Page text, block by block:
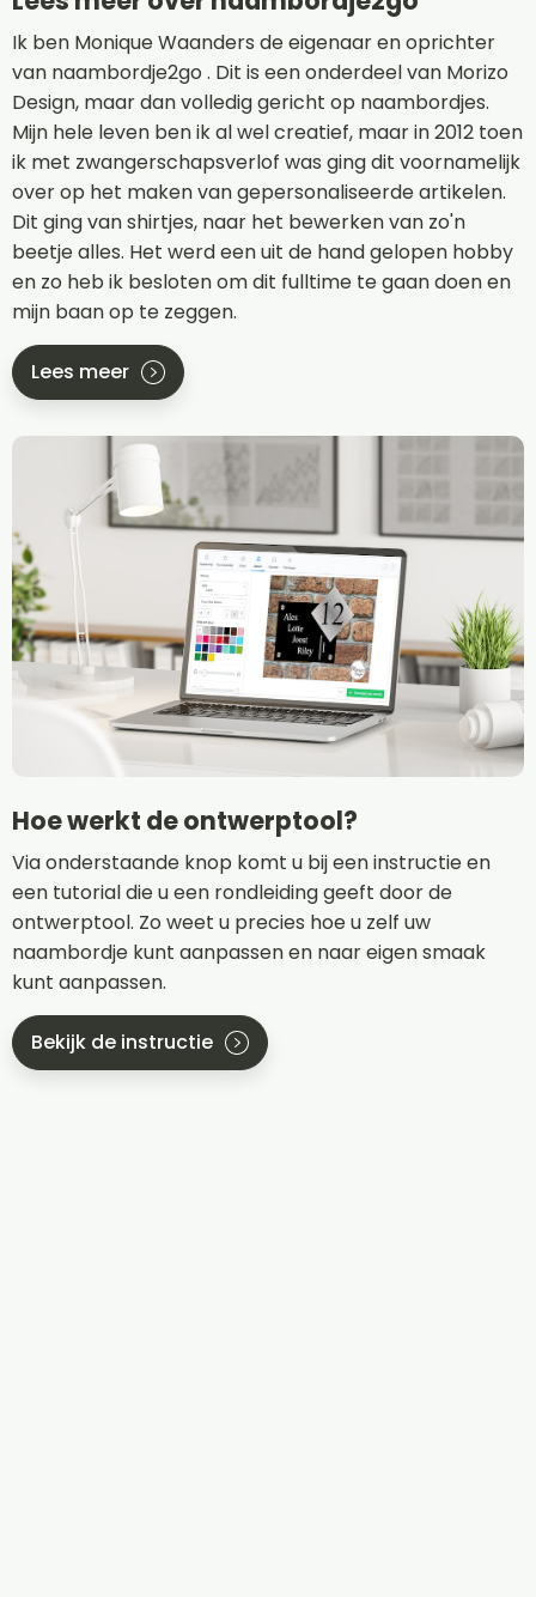
Ik ben Monique Waanders de eigenaar en oprichter
van naambordje2go . Dit is een onderdeel van Morizo
Design, maar dan volledig gericht op naambordjes.
Mijn hele leven ben ik al wel creatief, maar in 2012 toen
ik met zwangerschapsverlof was ging dit voornamelijk
over op het maken van gepersonaliseerde artikelen.
Dit ging van shirtjes, naar het bewerken van zo'n
beetje alles. Het werd een uit de hand gelopen hobby
en zo heb ik besloten om dit fulltime te gaan doen en
mijn baan op te zeggen.
Lees meer
Hoe werkt de ontwerptool?
Via onderstaande knop komt u bij een instructie en
een tutorial die u een rondleiding geeft door de
ontwerptool. Zo weet u precies hoe u zelf uw
naambordje kunt aanpassen en naar eigen smaak
kunt aanpassen.
Bekijk de instructie